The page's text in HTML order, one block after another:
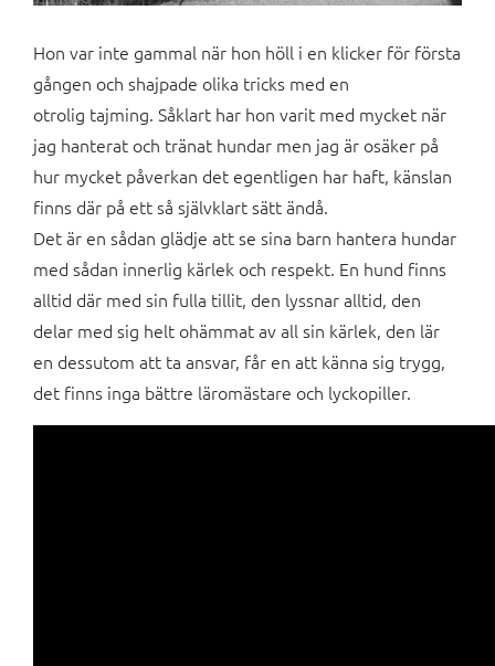
Hon var inte gammal när hon höll i en klicker för första
gången och shajpade olika tricks med en
otrolig tajming. Såklart har hon varit med mycket när
jag hanterat och tränat hundar men jag är osäker på
hur mycket påverkan det egentligen har haft, känslan
finns där på ett så självklart sätt ändå.
Det är en sådan glädje att se sina barn hantera hundar
med sådan innerlig kärlek och respekt. En hund finns
alltid där med sin fulla tillit, den lyssnar alltid, den
delar med sig helt ohämmat av all sin kärlek, den lär
en dessutom att ta ansvar, får en att känna sig trygg,
det finns inga bättre läromästare och lyckopiller.